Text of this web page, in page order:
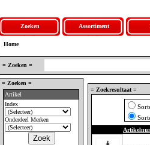
Zoeken Assortiment
Home
= Zoeken =
= Zoeken =
Artikel
Index
Onderdeel Merken
= Zoekresultaat =